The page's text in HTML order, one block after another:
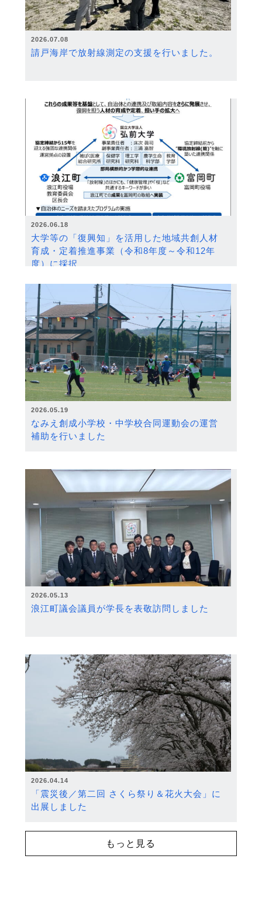
2026.07.08
請戸海岸で放射線測定の支援を行いました。
2026.06.18
大学等の「復興知」を活用した地域共創人材
育成・定着推進事業（令和8年度～令和12年
度）に採択
2026.05.19
なみえ創成小学校・中学校合同運動会の運営
補助を行いました
2026.05.13
浪江町議会議員が学長を表敬訪問しました
2026.04.14
「震災後／第二回 さくら祭り＆花火大会」に
出展しました
もっと見る